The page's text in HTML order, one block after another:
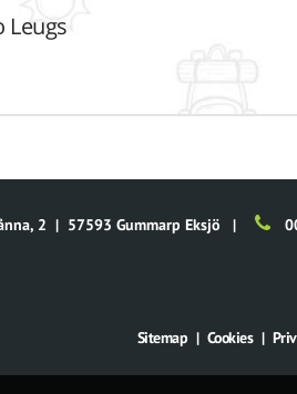
Leugs
2 | 57593 Gummarp Eksjö |
Sitemap | Cookies |